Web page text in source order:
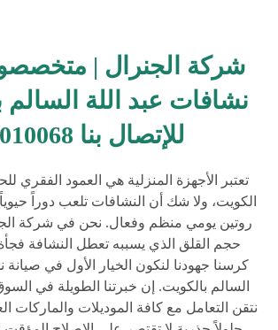
شركة الجنرال |
نشافات عبد اللة السالم
للإتصال بنا 96010068
تعتبر الأجهزة المنزلية هي العمود الفقري
الكويت، ولا شك أن النشافات تلعب دوراً
روتين يومي منظم وفعال. نحن في شركة
حجم القلق الذي يسببه تعطل النشافة
كرسنا جهودنا لنكون الخيار الأول في صيانة
السالم بالكويت. إن خبرتنا الطويلة في
نتقن التعامل مع كافة الموديلات والماركات